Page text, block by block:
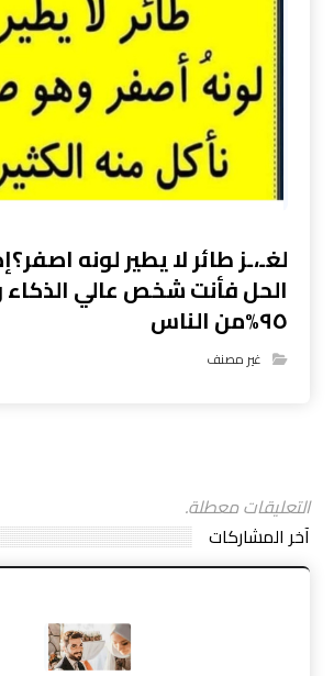
لغـ،ـز طائر لا يطير لونه
الحل فأنت شخص عالي الذكاء
٩٥%من الناس
غير مصنف
التعليقات معطلة.
آخر المشاركات